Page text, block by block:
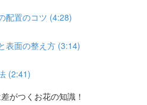
配置のコツ (4:28)
表面の整え方 (3:14)
(2:41)
がつくお花の知識！